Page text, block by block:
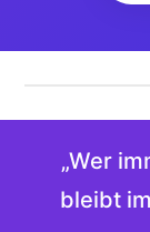
„Wer
bleibt